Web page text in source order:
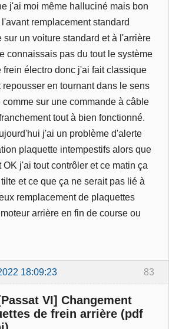
j'ai moi même halluciné mais bon
remplacement standard
sur un voiture standard et à l'arrière
connaissais pas du tout le système
frein électro donc j'ai fait classique
repousser en tournant dans le sens
comme sur une commande à câble
tout à bien fonctionné.
j'ai un problème d'alerte
plaquette intempestifs alors que
OK j'ai tout contrôler et ce matin ça
et ce que ça ne serait pas lié à
remplacement de plaquettes
arrière en fin de course ou
83
18:09:23
VI] Changement
de frein arrière (pdf